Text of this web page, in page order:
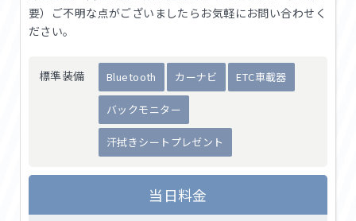
要）ご不明な点がございましたらお気軽にお問い合わせく
ださい。
標準装備 Bluetooth カーナビ ETC車載器
バックモニター
汗拭きシートプレゼント
当日料金